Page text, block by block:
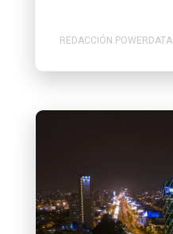
REDACCIÓN POWERDATA